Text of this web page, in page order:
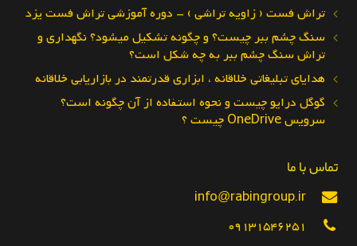
تراش فست ( زاویه تراشی ) – دوره آموزشی تراش فست یزد
سنگ چشم ببر چیست؟ و چگونه تشکیل میشود؟ نگهداری و
تراش سنگ چشم ببر به چه شکل است؟
هدایای تبلیغاتی خلاقانه ، ابزاری قدرتمند در بازاریابی خلاقانه
گوگل درایو چیست و نحوه استفاده از آن چگونه است؟
سرویس OneDrive چیست ؟
تماس با ما
info@rabingroup.ir
09131546251